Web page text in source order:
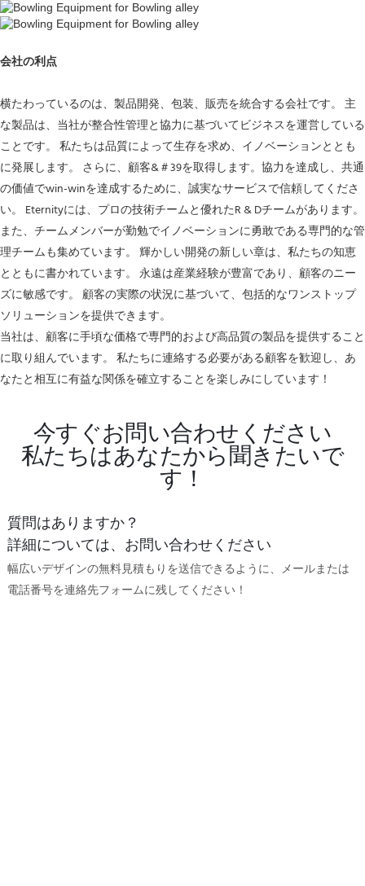
会社の利点
横たわっているのは、製品開発、包装、販売を統合する会社です。 主
な製品は、当社が整合性管理と協力に基づいてビジネスを運営している
ことです。 私たちは品質によって生存を求め、イノベーションととも
に発展します。 さらに、顧客&＃39を取得します。協力を達成し、共通
の価値でwin-winを達成するために、誠実なサービスで信頼してくださ
い。 Eternityには、プロの技術チームと優れたR & Dチームがあります。
また、チームメンバーが勤勉でイノベーションに勇敢である専門的な管
理チームも集めています。 輝かしい開発の新しい章は、私たちの知恵
とともに書かれています。 永遠は産業経験が豊富であり、顧客のニー
ズに敏感です。 顧客の実際の状況に基づいて、包括的なワンストップ
ソリューションを提供できます。
当社は、顧客に手頃な価格で専門的および高品質の製品を提供すること
に取り組んでいます。 私たちに連絡する必要がある顧客を歓迎し、あ
なたと相互に有益な関係を確立することを楽しみにしています！
今すぐお問い合わせください
私たちはあなたから聞きたいで
す！
質問はありますか？
詳細については、お問い合わせください
幅広いデザインの無料見積もりを送信できるように、メールまたは
電話番号を連絡先フォームに残してください！